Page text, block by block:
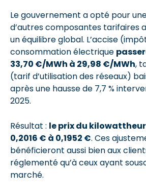
Le gouvernement a opté pour
d’autres composantes tarifaires
un équilibre global. L’accise
consommation électrique
33,70 €/MWh à 29,98 €/MWh,
(tarif d’utilisation des réseaux)
après une hausse de 7,7 %
2025.
Résultat : le prix du
0,2016 € à 0,1952 €. Ces
bénéficieront aussi bien aux
réglementé qu’à ceux ayant
marché.